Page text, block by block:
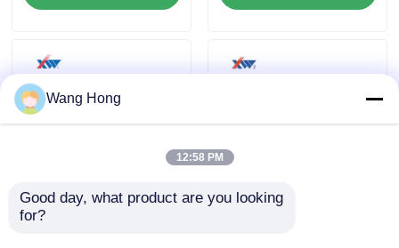
মান নিয়ন্ত্রণ
যোগাযোগ করুন
উদ্ধৃতির জন্য আবেদন
10KV জিঙ্ক অক্সাইড গ্যাপলেস
Wang Hong
12:58 PM
Good day, what product are you looking
for?